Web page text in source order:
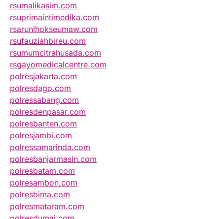
rsumalikasim.com
rsuprimaintimedika.com
rsarunlhokseumaw.com
rsufauziahbireu.com
rsumumcitrahusada.com
rsgayomedicalcentre.com
polresjakarta.com
polresdago.com
polressabang.com
polresdenpasar.com
polresbanten.com
polresjambi.com
polressamarinda.com
polresbanjarmasin.com
polresbatam.com
polresambon.com
polresbima.com
polresmataram.com